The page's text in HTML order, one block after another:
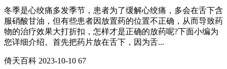
冬季是心绞痛多发季节，患者为了缓解心绞痛，多会在舌下含
服硝酸甘油，但有些患者因放置药的位置不正确，从而导致药
物的治疗效果大打折扣，怎样才是正确的放药呢?下面小编为
您详细介绍。首先把药片放在舌下，因为舌...
倚天百科 2023-10-10 67